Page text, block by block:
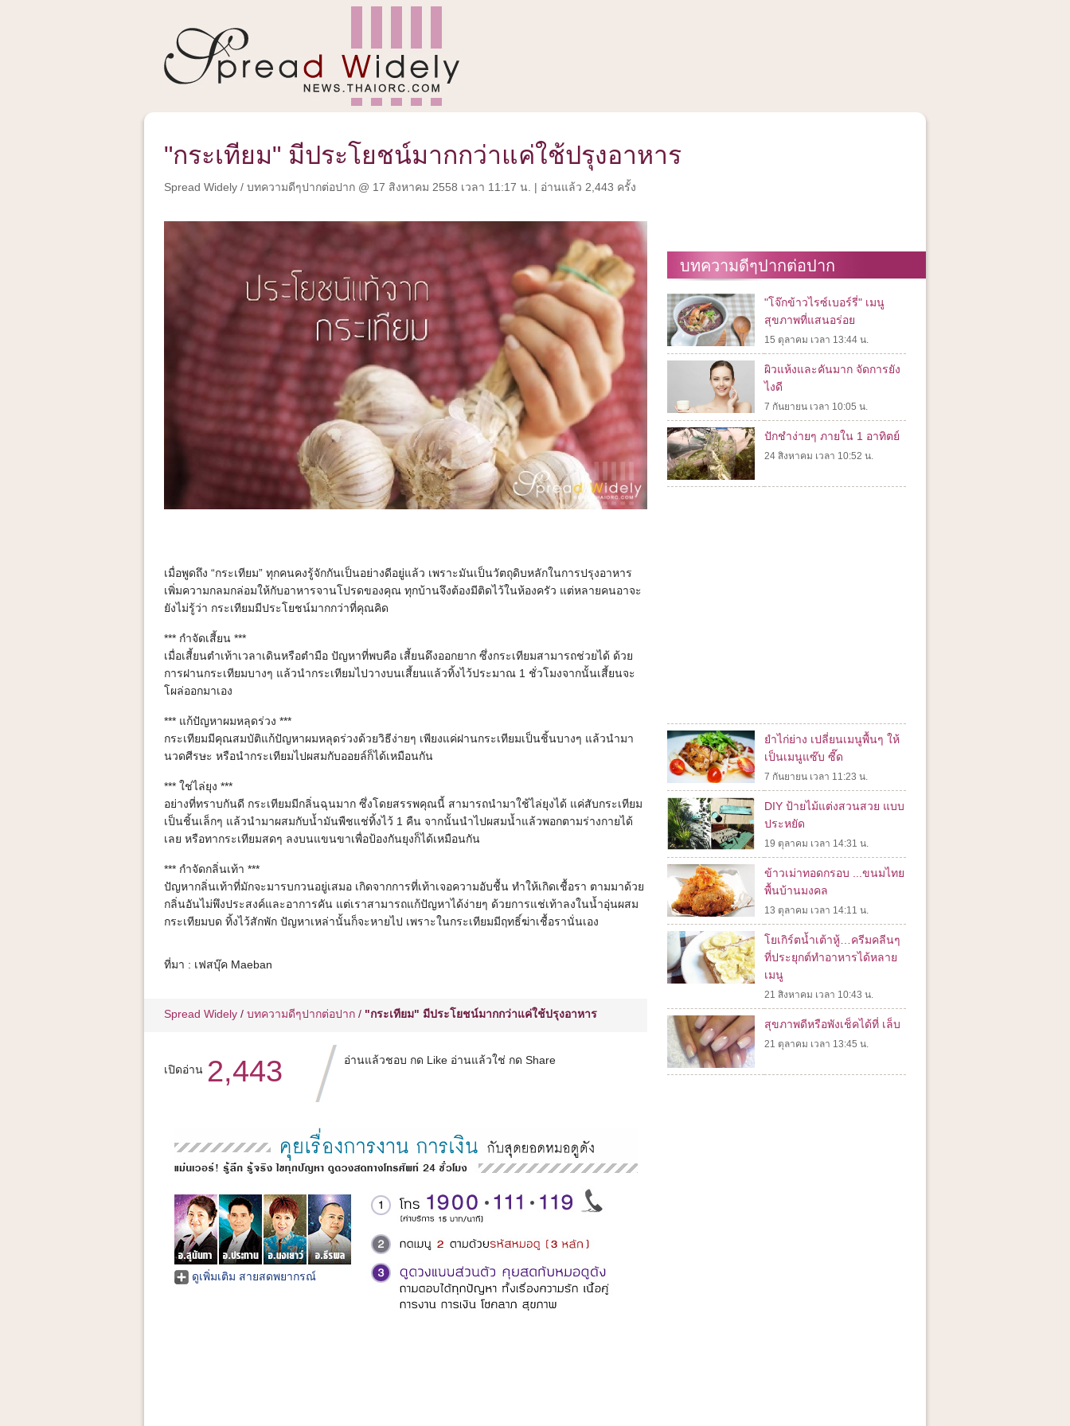
"กระเทียม" มีประโยชน์มากกว่าแค่ใช้ปรุงอาหาร
Spread Widely / บทความดีๆปากต่อปาก @ 17 สิงหาคม 2558 เวลา 11:17 น. | อ่านแล้ว 2,443 ครั้ง
เมื่อพูดถึง “กระเทียม” ทุกคนคงรู้จักกันเป็นอย่างดีอยู่แล้ว เพราะมันเป็นวัตถุดิบหลักในการปรุงอาหาร
เพิ่มความกลมกล่อมให้กับอาหารจานโปรดของคุณ ทุกบ้านจึงต้องมีติดไว้ในห้องครัว แต่หลายคนอาจะ
ยังไม่รู้ว่า กระเทียมมีประโยชน์มากกว่าที่คุณคิด
*** กำจัดเสี้ยน ***
เมื่อเสี้ยนตำเท้าเวลาเดินหรือตำมือ ปัญหาที่พบคือ เสี้ยนดึงออกยาก ซึ่งกระเทียมสามารถช่วยได้ ด้วย
การฝานกระเทียมบางๆ แล้วนำกระเทียมไปวางบนเสี้ยนแล้วทิ้งไว้ประมาณ 1 ชั่วโมงจากนั้นเสี้ยนจะ
โผล่ออกมาเอง
*** แก้ปัญหาผมหลุดร่วง ***
กระเทียมมีคุณสมบัติแก้ปัญหาผมหลุดร่วงด้วยวิธีง่ายๆ เพียงแค่ฝานกระเทียมเป็นชิ้นบางๆ แล้วนำมา
นวดศีรษะ หรือนำกระเทียมไปผสมกับออยล์ก็ได้เหมือนกัน
*** ใช่ไล่ยุง ***
อย่างที่ทราบกันดี กระเทียมมีกลิ่นฉุนมาก ซึ่งโดยสรรพคุณนี้ สามารถนำมาใช้ไล่ยุงได้ แค่สับกระเทียม
เป็นชิ้นเล็กๆ แล้วนำมาผสมกับน้ำมันพืชแช่ทิ้งไว้ 1 คืน จากนั้นนำไปผสมน้ำแล้วพอกตามร่างกายได้
เลย หรือทากระเทียมสดๆ ลงบนแขนขาเพื่อป้องกันยุงก็ได้เหมือนกัน
*** กำจัดกลิ่นเท้า ***
ปัญหากลิ่นเท้าที่มักจะมารบกวนอยู่เสมอ เกิดจากการที่เท้าเจอความอับชื้น ทำให้เกิดเชื้อรา ตามมาด้วย
กลิ่นอันไม่พึงประสงค์และอาการคัน แต่เราสามารถแก้ปัญหาได้ง่ายๆ ด้วยการแช่เท้าลงในน้ำอุ่นผสม
กระเทียมบด ทิ้งไว้สักพัก ปัญหาเหล่านั้นก็จะหายไป เพราะในกระเทียมมีฤทธิ์ฆ่าเชื้อรานั่นเอง
ที่มา : เฟสบุ๊ค Maeban
Spread Widely / บทความดีๆปากต่อปาก / "กระเทียม" มีประโยชน์มากกว่าแค่ใช้ปรุงอาหาร
เปิดอ่าน 2,443 อ่านแล้วชอบ กด Like อ่านแล้วใช่ กด Share
ดูเพิ่มเติม สายสดพยากรณ์
บทความดีๆปากต่อปาก
"โจ๊กข้าวไรซ์เบอร์รี่" เมนู
สุขภาพที่แสนอร่อย
15 ตุลาคม เวลา 13:44 น.
ผิวแห้งและคันมาก จัดการยัง
ไงดี
7 กันยายน เวลา 10:05 น.
ปักชำง่ายๆ ภายใน 1 อาทิตย์
24 สิงหาคม เวลา 10:52 น.
ยำไก่ย่าง เปลี่ยนเมนูพื้นๆ ให้
เป็นเมนูแซ๊บ ซี๊ด
7 กันยายน เวลา 11:23 น.
DIY ป้ายไม้แต่งสวนสวย แบบ
ประหยัด
19 ตุลาคม เวลา 14:31 น.
ข้าวเม่าทอดกรอบ ...ขนมไทย
พื้นบ้านมงคล
13 ตุลาคม เวลา 14:11 น.
โยเกิร์ตน้ำเต้าหู้…ครีมคลีนๆ
ที่ประยุกต์ทำอาหารได้หลาย
เมนู
21 สิงหาคม เวลา 10:43 น.
สุขภาพดีหรือพังเช็คได้ที่ เล็บ
21 ตุลาคม เวลา 13:45 น.